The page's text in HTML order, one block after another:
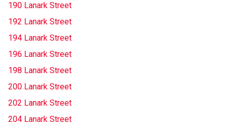
190 Lanark Street
192 Lanark Street
194 Lanark Street
196 Lanark Street
198 Lanark Street
200 Lanark Street
202 Lanark Street
204 Lanark Street